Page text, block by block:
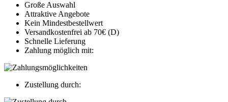
Große Auswahl
Attraktive Angebote
Kein Mindestbestellwert
Versandkostenfrei ab 70€ (D)
Schnelle Lieferung
Zahlung möglich mit:
Zustellung durch: